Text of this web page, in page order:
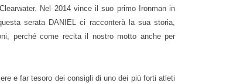
Nel 2014 vince il suo primo Ironman in
serata DANIEL ci racconterà la sua storia,
perché come recita il nostro motto anche per
e far tesoro dei consigli di uno dei più forti atleti